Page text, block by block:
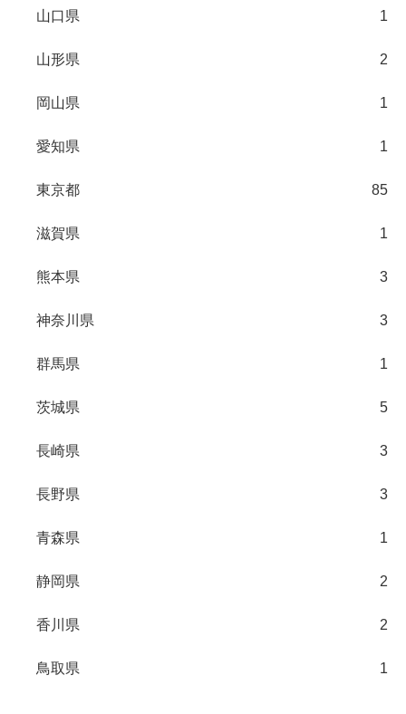
山口県 1
山形県 2
岡山県 1
愛知県 1
東京都 85
滋賀県 1
熊本県 3
神奈川県 3
群馬県 1
茨城県 5
長崎県 3
長野県 3
青森県 1
静岡県 2
香川県 2
鳥取県 1